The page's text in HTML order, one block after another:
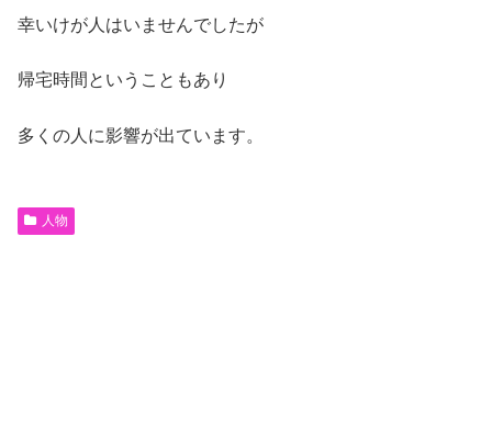
幸いけが人はいませんでしたが
帰宅時間ということもあり
多くの人に影響が出ています。
人物